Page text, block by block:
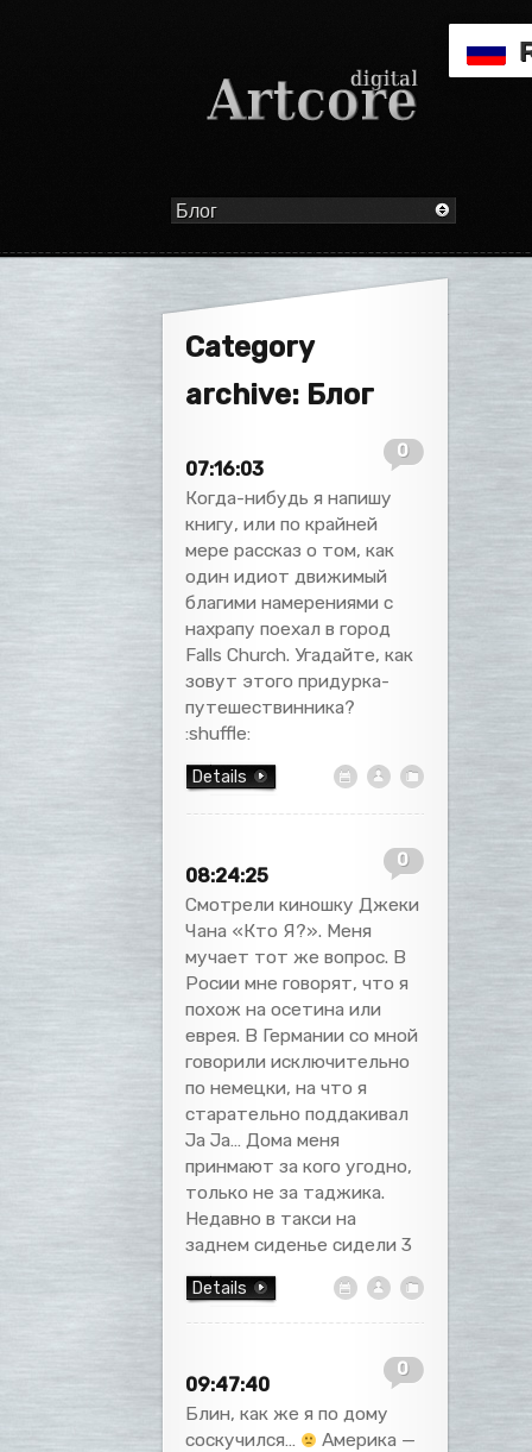
Category
archive: Блог
0
07:16:03
Когда-нибудь я напишу
книгу, или по крайней
мере рассказ о том, как
один идиот движимый
благими намерениями с
нахрапу поехал в город
Falls Church. Угадайте, как
зовут этого придурка-
путешествинника?
:shuffle:
Details
0
08:24:25
Смотрели киношку Джеки
Чана «Кто Я?». Меня
мучает тот же вопрос. В
Росии мне говорят, что я
похож на осетина или
еврея. В Германии со мной
говорили исключительно
по немецки, на что я
старательно поддакивал
Ja Ja… Дома меня
принмают за кого угодно,
только не за таджика.
Недавно в такси на
заднем сиденье сидели 3
Details
0
09:47:40
Блин, как же я по дому
соскучился…
Америка —